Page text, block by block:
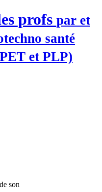
profs par et
santé
et PLP)
son